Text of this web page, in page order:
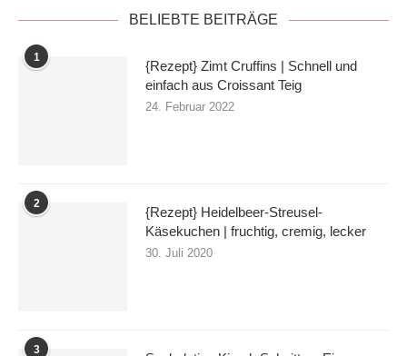
BELIEBTE BEITRÄGE
1
{Rezept} Zimt Cruffins | Schnell und
einfach aus Croissant Teig
24. Februar 2022
2
{Rezept} Heidelbeer-Streusel-
Käsekuchen | fruchtig, cremig, lecker
30. Juli 2020
3